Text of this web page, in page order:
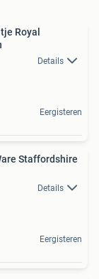
Royal
Details
Eergisteren
Staffordshire
Details
Eergisteren